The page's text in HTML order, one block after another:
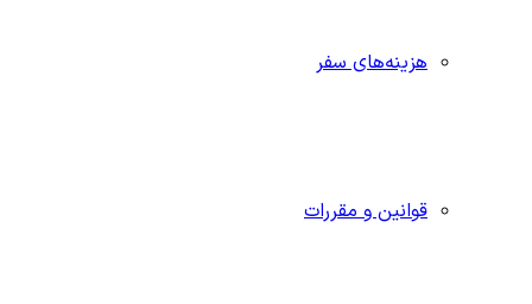
هزینه‌های سفر
قوانین و مقررات